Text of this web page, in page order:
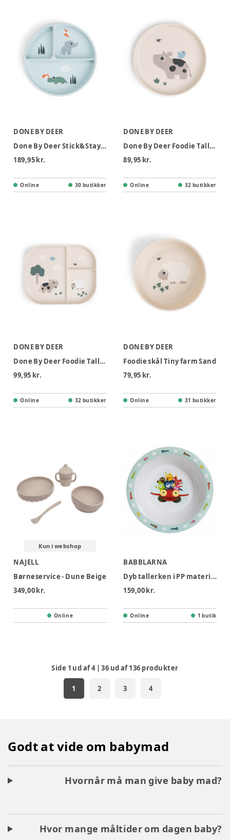
DONE BY DEER
Done By Deer Stick&Stay Inddelt Tallerken - Playground Blue
189,95 kr.
Online 30 butikker
DONE BY DEER
Done By Deer Foodie Tallerken - Tiny Farm Sand
89,95 kr.
Online 32 butikker
DONE BY DEER
Done By Deer Foodie Tallerken - Tiny Farm Sand
99,95 kr.
Online 32 butikker
DONE BY DEER
Foodie skål Tiny farm Sand
79,95 kr.
Online 31 butikker
Kun i webshop
NAJELL
Børneservice - Dune Beige
349,00 kr.
Online
BABBLARNA
Dyb tallerken i PP materiale
159,00 kr.
Online 1 butik
Side 1 ud af4 |36 ud af136 produkter
1 2 3 4
Godt at vide om babymad
Hvornår må man give baby mad?
Hvor mange måltider om dagen baby?